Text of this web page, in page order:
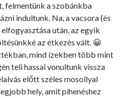
felmentünk a szobánkba
indultunk. Na, a vacsora (és
után, az egyik
az étkezés vált. 😀
mind ízekben több mint
teli hassal vonultunk vissza
előtt széles mosollyal
hely, amit pihenéshez